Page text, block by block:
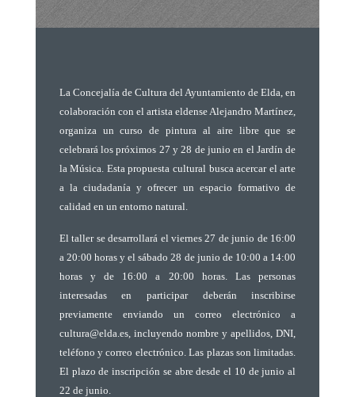
La Concejalía de Cultura del Ayuntamiento de Elda, en
colaboración con el artista eldense Alejandro Martínez,
organiza un curso de pintura al aire libre que se
celebrará los próximos 27 y 28 de junio en el Jardín de
la Música. Esta propuesta cultural busca acercar el arte
a la ciudadanía y ofrecer un espacio formativo de
calidad en un entorno natural.
El taller se desarrollará el viernes 27 de junio de 16:00
a 20:00 horas y el sábado 28 de junio de 10:00 a 14:00
horas y de 16:00 a 20:00 horas. Las personas
interesadas en participar deberán inscribirse
previamente enviando un correo electrónico a
cultura@elda.es, incluyendo nombre y apellidos, DNI,
teléfono y correo electrónico. Las plazas son limitadas.
El plazo de inscripción se abre desde el 10 de junio al
22 de junio.